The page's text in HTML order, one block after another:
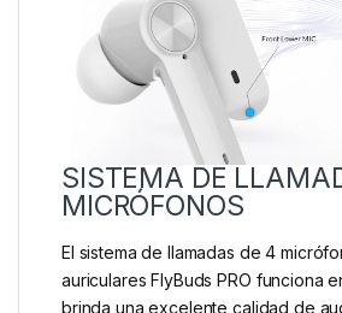
SISTEMA DE
MICRÓFONOS
El sistema de llamadas de 4
auriculares FlyBuds PRO funciona
brinda una excelente calidad de